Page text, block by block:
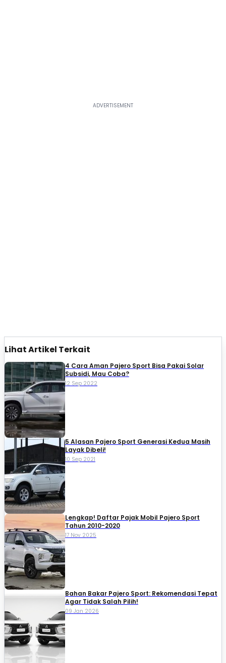
Lihat Artikel Terkait
4 Cara Aman Pajero Sport Bisa Pakai Solar
Subsidi, Mau Coba?
12 Sep 2022
5 Alasan Pajero Sport Generasi Kedua Masih
Layak Dibeli!
10 Sep 2021
Lengkap! Daftar Pajak Mobil Pajero Sport
Tahun 2010-2020
17 Nov 2025
Bahan Bakar Pajero Sport: Rekomendasi Tepat
Agar Tidak Salah Pilih!
09 Jan 2026